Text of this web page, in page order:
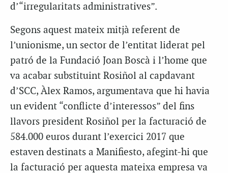
d’“irregularitats administratives”.
Segons aquest mateix mitjà referent de
l’unionisme, un sector de l’entitat liderat pel
patró de la Fundació Joan Boscà i l’home que
va acabar substituint Rosiñol al capdavant
d’SCC, Àlex Ramos, argumentava que hi havia
un evident “conflicte d’interessos” del fins
llavors president Rosiñol per la facturació de
584.000 euros durant l’exercici 2017 que
estaven destinats a Manifiesto, afegint-hi que
la facturació per aquesta mateixa empresa va